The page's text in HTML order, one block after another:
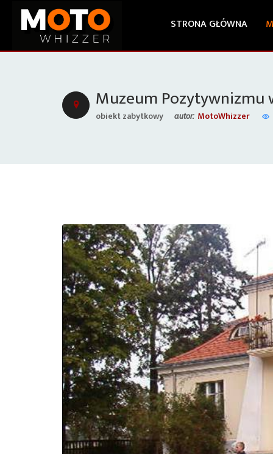
STRONA GŁÓWNA
Muzeum Pozytywnizmu
obiekt zabytkowy autor: MotoWhizzer